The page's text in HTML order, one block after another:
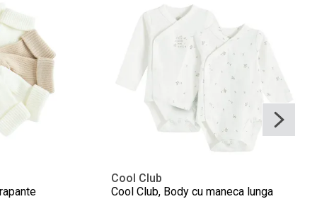
Cool Club
Cool Club, Body cu maneca lunga